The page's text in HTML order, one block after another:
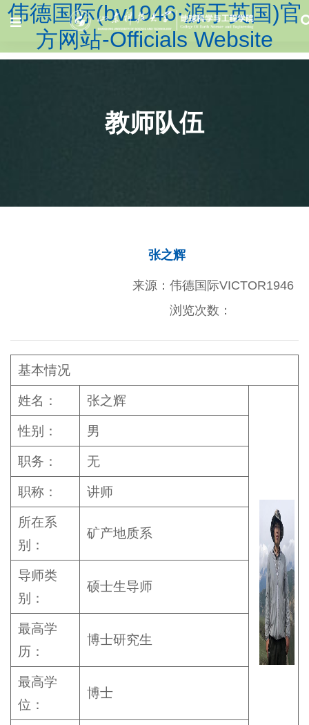
伟德国际(bv1946·源于英国)官
方网站-Officials Website
教师队伍
张之辉
来源：伟德国际VICTOR1946
浏览次数：
基本情况
姓名： 张之辉
性别： 男
职务： 无
职称： 讲师
所在系
别：
矿产地质系
导师类
别：
硕士生导师
最高学
历：
博士研究生
最高学
位：
博士